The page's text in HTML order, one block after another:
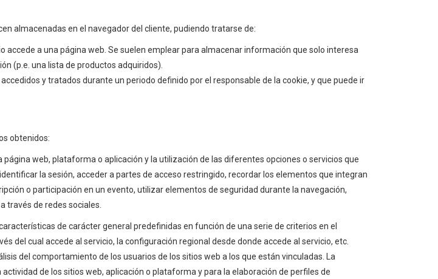
almacenadas en el navegador del cliente, pudiendo tratarse de:
accede a una página web. Se suelen emplear para almacenar información que solo interesa
(p.e. una lista de productos adquiridos).
y tratados durante un periodo definido por el responsable de la cookie, y que puede ir
obtenidos:
web, plataforma o aplicación y la utilización de las diferentes opciones o servicios que
la sesión, acceder a partes de acceso restringido, recordar los elementos que integran
o participación en un evento, utilizar elementos de seguridad durante la navegación,
través de redes sociales.
de carácter general predefinidas en función de una serie de criterios en el
del cual accede al servicio, la configuración regional desde donde accede al servicio, etc.
del comportamiento de los usuarios de los sitios web a los que están vinculadas. La
de los sitios web, aplicación o plataforma y para la elaboración de perfiles de